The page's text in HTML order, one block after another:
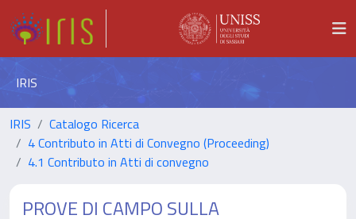
IRIS
IRIS
Catalogo Ricerca
4 Contributo in Atti di Convegno (Proceeding)
4.1 Contributo in Atti di convegno
PROVE DI CAMPO SULLA